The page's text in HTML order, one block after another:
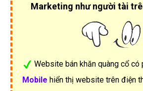
Marketing như người tài
Website bán khăn quàng cổ có
Mobile hiển thị website trên điện